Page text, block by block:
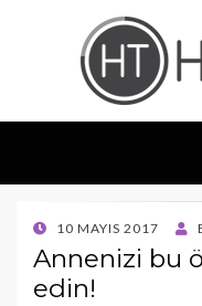
"Daima yenilikçi,
POSTED
ON
10 MAYIS 2017
Annenizi bu
edin!